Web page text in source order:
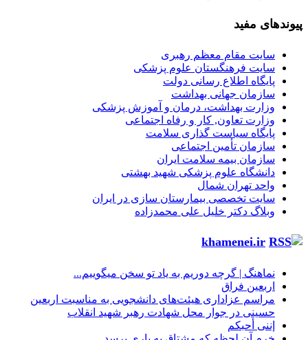
پیوندهای مفید
سایت مقام معظم رهبری
سایت فرهنگستان علوم پزشکی
پایگاه اطلاع رسانی دولت
سازمان جهانی بهداشت
وزارت بهداشت، درمان و آموزش پزشکی
وزارت تعاون, کار و رفاه اجتماعی
پایگاه سیاست گذاری سلامت
سازمان تأمین اجتماعی
سازمان بیمه سلامت ایران
دانشگاه علوم پزشکی شهید بهشتی
واحد تهران شمال
سایت تخصصی بیمارستان سازی در ایران
وبلاگ دکتر خلیل علی محمدزاده
khamenei.ir
نماهنگ |‌ گرچه دوریم به یاد تو سخن میگوییم...
اربعین فراق
مراسم عزاداری هیئت‌های دانشجویی به مناسبت اربعین
حسینی در جوار محل شهادت رهبر شهید انقلاب
إننی أحبکم